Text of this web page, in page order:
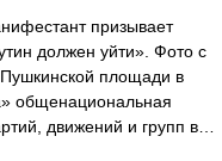
призывает
должен уйти». Фото с
площади в
общенациональная
движений и групп в…